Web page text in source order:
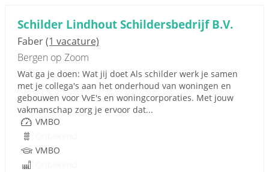
Schilder Lindhout Schildersbedrijf B.V.
Faber(1 vacature)
Bergen op Zoom
Wat ga je doen: Wat jij doet Als schilder werk je samen
met je collega's aan het onderhoud van woningen en
gebouwen voor VvE's en woningcorporaties. Met jouw
vakmanschap zorg je ervoor dat...
VMBO
VMBO